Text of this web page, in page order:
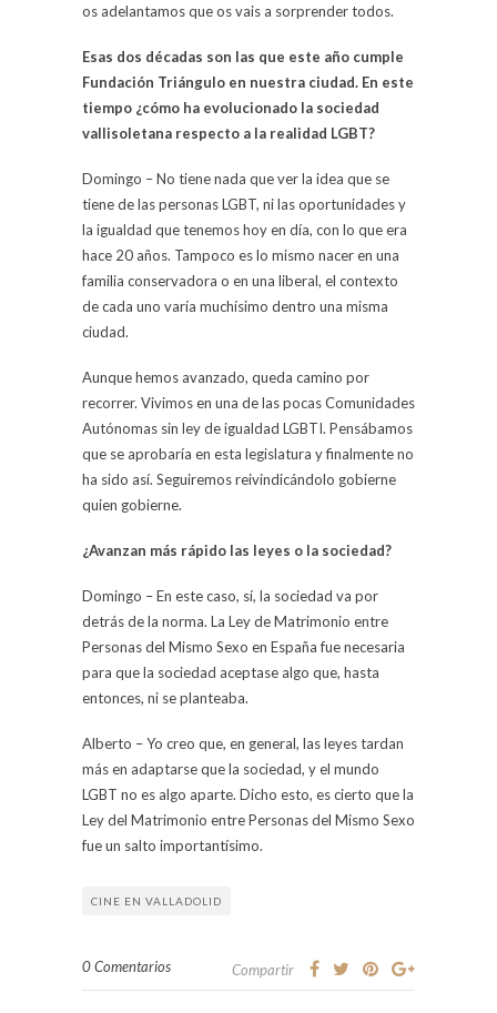
os adelantamos que os vais a sorprender todos.
Esas dos décadas son las que este año cumple
Fundación Triángulo en nuestra ciudad. En este
tiempo ¿cómo ha evolucionado la sociedad
vallisoletana respecto a la realidad LGBT?
Domingo – No tiene nada que ver la idea que se
tiene de las personas LGBT, ni las oportunidades y
la igualdad que tenemos hoy en día, con lo que era
hace 20 años. Tampoco es lo mismo nacer en una
familia conservadora o en una liberal, el contexto
de cada uno varía muchísimo dentro una misma
ciudad.
Aunque hemos avanzado, queda camino por
recorrer. Vivimos en una de las pocas Comunidades
Autónomas sin ley de igualdad LGBTI. Pensábamos
que se aprobaría en esta legislatura y finalmente no
ha sido así. Seguiremos reivindicándolo gobierne
quien gobierne.
¿Avanzan más rápido las leyes o la sociedad?
Domingo – En este caso, sí, la sociedad va por
detrás de la norma. La Ley de Matrimonio entre
Personas del Mismo Sexo en España fue necesaria
para que la sociedad aceptase algo que, hasta
entonces, ni se planteaba.
Alberto – Yo creo que, en general, las leyes tardan
más en adaptarse que la sociedad, y el mundo
LGBT no es algo aparte. Dicho esto, es cierto que la
Ley del Matrimonio entre Personas del Mismo Sexo
fue un salto importantísimo.
CINE EN VALLADOLID
0 Comentarios Compartir